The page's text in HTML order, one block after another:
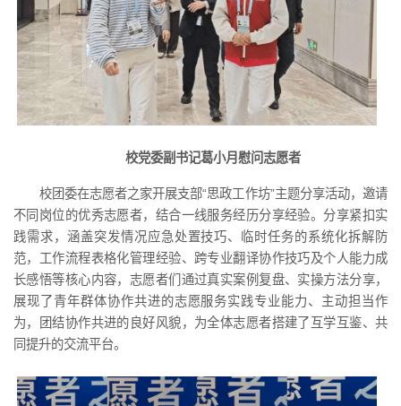
校党委副书记葛小月慰问志愿者
校团委在志愿者之家开展支部“思政工作坊”主题分享活动，邀请
不同岗位的优秀志愿者，结合一线服务经历分享经验。分享紧扣实
践需求，涵盖突发情况应急处置技巧、临时任务的系统化拆解防
范，工作流程表格化管理经验、跨专业翻译协作技巧及个人能力成
长感悟等核心内容，志愿者们通过真实案例复盘、实操方法分享，
展现了青年群体协作共进的志愿服务实践专业能力、主动担当作
为，团结协作共进的良好风貌，为全体志愿者搭建了互学互鉴、共
同提升的交流平台。